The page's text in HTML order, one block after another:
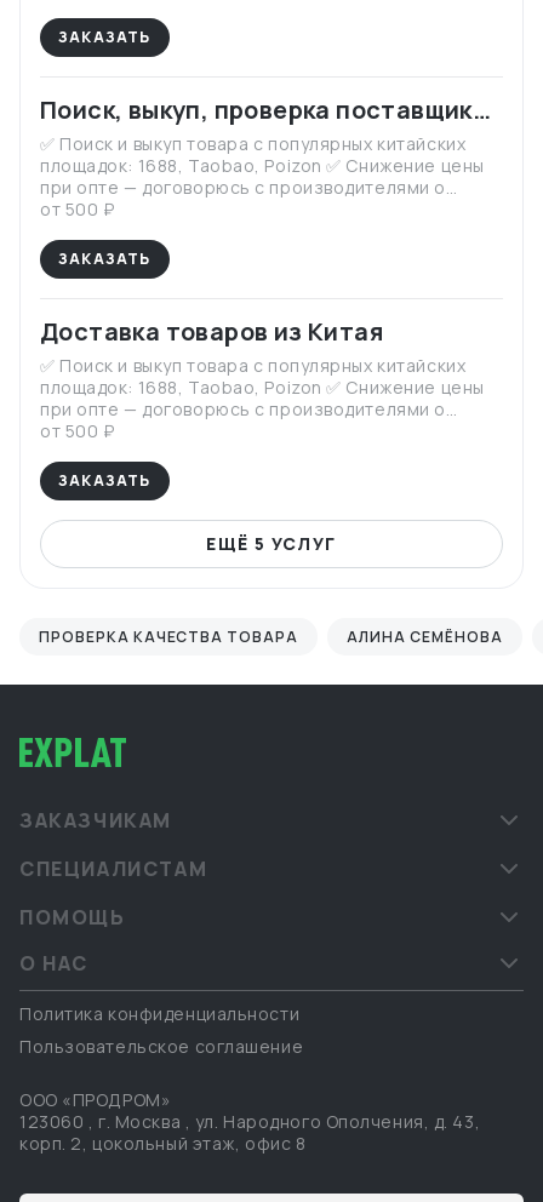
— минимизация рисков повреждений при
перевозке ✅ Доставка товара до склада в Москву,
отправка в любой город России (ТК на выбор) ✅
Также доставлю в Армению, Беларусь, Казахстан,
Кыргызстан ✅ Полное сопровождение — от заказа
до получения
ЗАКАЗАТЬ
Поиск, выкуп, проверка поставщика,
доставка товаров из Китая: 1688,
Taobao, Poizon
✅ Поиск и выкуп товара с популярных китайских
площадок: 1688, Taobao, Poizon ✅ Снижение цены
при опте — договорюсь с производителями о
лучших условиях ✅ Предоставлю фото- и
— минимизация рисков повреждений при
перевозке ✅ Доставка товара до склада в Москву,
отправка в любой город России (ТК на выбор) ✅
Также доставлю в Армению, Беларусь, Казахстан,
Кыргызстан ✅ Полное сопровождение — от заказа
до получения
от 500 ₽
ЗАКАЗАТЬ
Доставка товаров из Китая
✅ Поиск и выкуп товара с популярных китайских
площадок: 1688, Taobao, Poizon ✅ Снижение цены
при опте — договорюсь с производителями о
лучших условиях ✅ Предоставлю фото- и
— минимизация рисков повреждений при
перевозке ✅ Доставка товара до склада в Москву,
отправка в любой город России (ТК на выбор) ✅
Также доставлю в Армению, Беларусь, Казахстан,
Кыргызстан ✅ Полное сопровождение — от заказа
от 500 ₽
ЗАКАЗАТЬ
ЕЩЁ 5 УСЛУГ
ПРОВЕРКА КАЧЕСТВА ТОВАРА АЛИНА СЕМЁНОВА
ЗАКАЗЧИКАМ
СПЕЦИАЛИСТАМ
ПОМОЩЬ
О НАС
Политика конфиденциальности
Пользовательское соглашение
ООО «ПРОДРОМ»
123060 , г. Москва , ул. Народного Ополчения, д. 43,
корп. 2, цокольный этаж, офис 8